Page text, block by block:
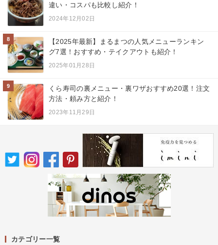
違い・コスパも比較し紹介！
2024年12月02日
8
【2025年最新】まるまつの人気メニューランキン
グ7選！おすすめ・テイクアウトも紹介！
2025年01月28日
9
くら寿司の裏メニュー・裏ワザおすすめ20選！注文
方法・頼み方と紹介！
2023年11月29日
カテゴリー一覧